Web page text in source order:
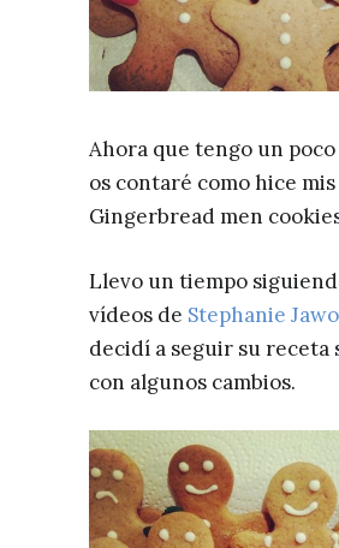
Ahora que tengo un
os contaré como hice mis
Gingerbread men
Llevo un tiempo
vídeos de Stephanie
decidí a seguir su receta
con algunos cambios.